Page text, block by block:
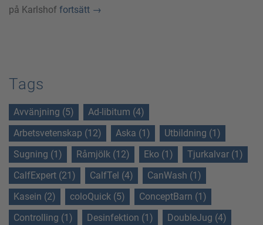
på Karlshof fortsätt →
Tags
Avvänjning (5)
Ad-libitum (4)
Arbetsvetenskap (12)
Aska (1)
Utbildning (1)
Sugning (1)
Råmjölk (12) Eko (1)
Tjurkalvar (1)
CalfExpert (21)
CalfTel (4)
CanWash (1)
Kasein (2)
coloQuick (5)
ConceptBarn (1)
Controlling (1)
Desinfektion (1)
DoubleJug (4)